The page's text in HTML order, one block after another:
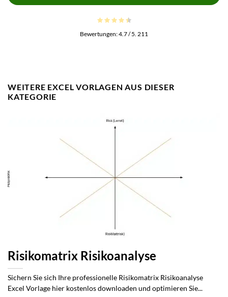
Bewertungen:4.7/ 5. 211
WEITERE EXCEL VORLAGEN AUS DIESER
KATEGORIE
Risikomatrix Risikoanalyse
Sichern Sie sich Ihre professionelle Risikomatrix Risikoanalyse
Excel Vorlage hier kostenlos downloaden und optimieren Sie...